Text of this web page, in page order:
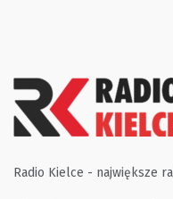
Radio Kielce - największe